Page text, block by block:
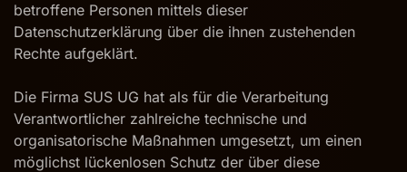
betroffene Personen mittels dieser
Datenschutzerklärung über die ihnen zustehenden
Rechte aufgeklärt.
Die Firma SUS UG hat als für die Verarbeitung
Verantwortlicher zahlreiche technische und
organisatorische Maßnahmen umgesetzt, um einen
möglichst lückenlosen Schutz der über diese